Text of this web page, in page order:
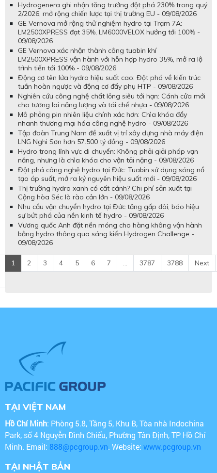
Hydrogenera ghi nhận tăng trưởng đột phá 230% trong quý
2/2026, mở rộng chiến lược tại thị trường EU - 09/08/2026
GE Vernova mở rộng thử nghiệm hydro tại Trạm 7A:
LM2500XPRESS đạt 35%, LM6000VELOX hướng tới 100% -
09/08/2026
GE Vernova xác nhận thành công tuabin khí
LM2500XPRESS vận hành với hỗn hợp hydro 35%, mở ra lộ
trình tiến tới 100% - 09/08/2026
Động cơ tên lửa hydro hiệu suất cao: Đột phá về kiến trúc
tuần hoàn ngược và động cơ đẩy phụ HTP - 09/08/2026
Nghiên cứu công nghệ chất lỏng siêu tới hạn: Cánh cửa mới
cho tương lai năng lượng và tái chế nhựa - 09/08/2026
Mô phỏng pin nhiên liệu chính xác hơn: Chìa khóa đẩy
nhanh thương mại hóa công nghệ hydro - 09/08/2026
Tập đoàn Trung Nam đề xuất vị trí xây dựng nhà máy điện
LNG Nghi Sơn hơn 57.500 tỷ đồng - 09/08/2026
Hydro trong lĩnh vực di chuyển: Không phải giải pháp vạn
năng, nhưng là chìa khóa cho vận tải nặng - 09/08/2026
Đột phá công nghệ hydro tại Đức: Tuabin sử dụng sóng nổ
tạo áp suất, mở ra kỷ nguyên hiệu suất mới - 09/08/2026
Thị trường hydro xanh có cất cánh? Chi phí sản xuất tại
Cộng hòa Séc là rào cản lớn - 09/08/2026
Nhu cầu vận chuyển hydro tại Đức tăng gấp đôi, báo hiệu
sự bứt phá của nền kinh tế hydro - 09/08/2026
Vương quốc Anh đặt nền móng cho hàng không vận hành
bằng hydro thông qua sáng kiến Hydrogen Challenge -
09/08/2026
1 2 3 4 5 6 7 ... 3787 3788 Next
TẠI VIỆT NAM
Hồ Chí Minh: Phòng 5.8, Tầng 5, Khu B, Tòa nhà Indochina
Park, số 4 Nguyễn Đình Chiểu, Phường Tân Định, TP Hồ Chí
Minh. Email: 888@pcgroup.vn. Website: www.pcgroup.vn
TẠI NHẬT BẢN